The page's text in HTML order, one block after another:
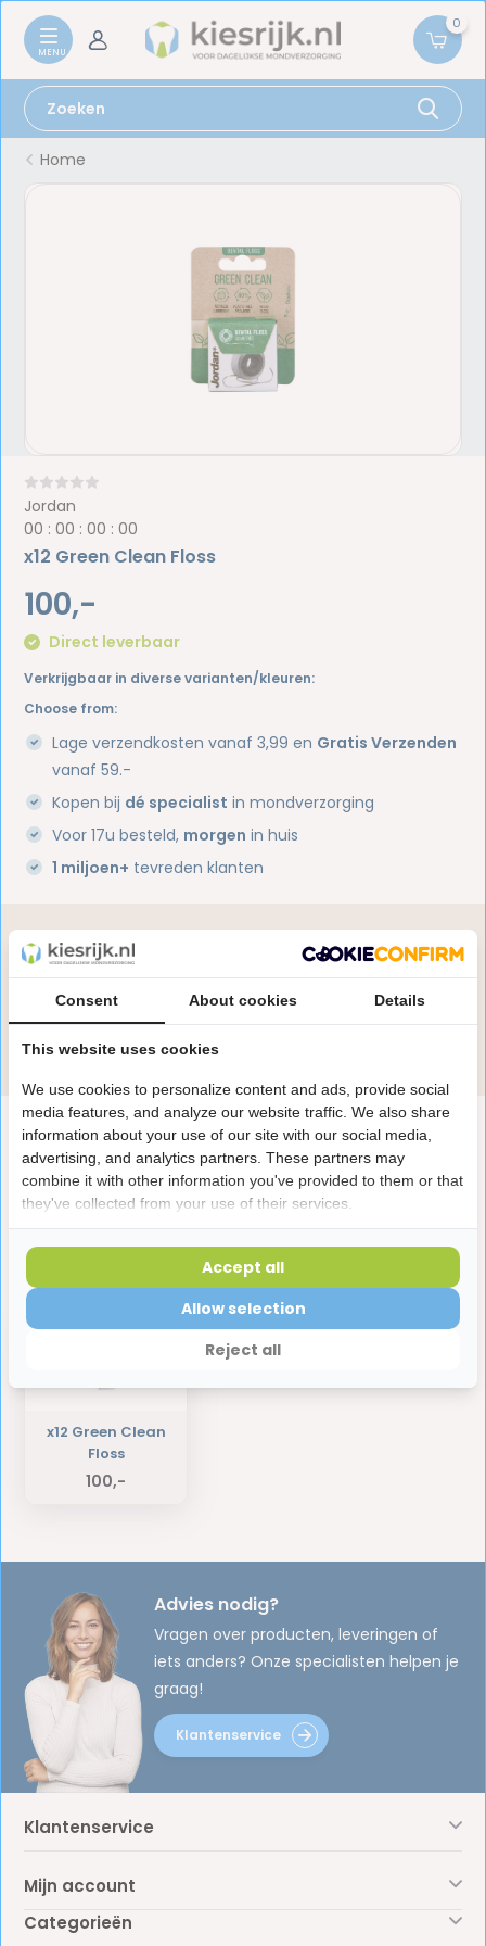
0
Home
Jordan
00 :00 :00 :00
x12 Green Clean Floss
100,-
Direct leverbaar
Verkrijgbaar in diverse varianten/kleuren:
Choose from:
Lage verzendkosten vanaf 3,99 en Gratis Verzenden
vanaf 59.-
Kopen bij dé specialist in mondverzorging
Voor 17u besteld, morgen in huis
1 miljoen+ tevreden klanten
Productomschrijving
Reviews
Heb je een vraag over dit product?
Onze specialisten helpen je graag! Spreek ons aan
in de chat of stuur een e-mail.
Stuur e-mail
Laatst bekeken producten
x12 Green Clean
Floss
100,-
Advies nodig?
Vragen over producten, leveringen of
iets anders? Onze specialisten helpen je
graag!
Klantenservice
Klantenservice
Mijn account
Categorieën
Consent About cookies Details
This website uses cookies
We use cookies to personalize content and ads, provide social
media features, and analyze our website traffic. We also share
information about your use of our site with our social media,
advertising, and analytics partners. These partners may
combine it with other information you've provided to them or that
they've collected from your use of their services.
Reject all
Allow selection
Accept all